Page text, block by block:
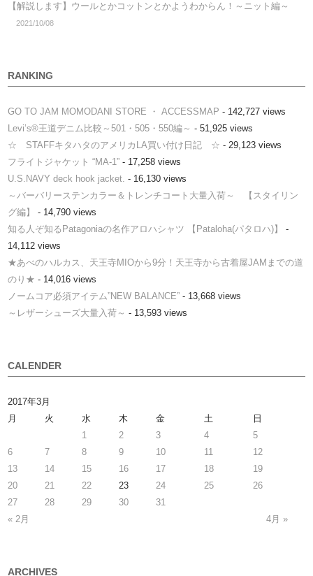
【解説します】ウールとかコットンとかようわからん！～ニット編～
2021/10/08
RANKING
GO TO JAM MOMODANI STORE ・ ACCESSMAP - 142,727 views
Levi’s®王道デニム比較～501・505・550編～ - 51,925 views
☆ STAFFキタハタのアメリカLA買い付け日記 ☆ - 29,123 views
フライトジャケット “MA-1” - 17,258 views
U.S.NAVY deck hook jacket. - 16,130 views
～バーバリーステンカラー＆トレンチコート大量入荷～ 【スタイリン
グ編】
- 14,790 views
知る人ぞ知るPatagoniaの名作アロハシャツ 【Pataloha(パタロハ)】
-
14,112 views
★あべのハルカス、天王寺MIOから9分！天王寺から古着屋JAMまでの道
のり★ - 14,016 views
ノームコア必須アイテム”NEW BALANCE” - 13,668 views
～レザーシューズ大量入荷～ - 13,593 views
CALENDER
2017年3月
月
火 水 木 金 土 日
« 2月 4月 »
1 2 3 4
5
6
7 8 9 10 11
12
13
14 15 16 17 18
19
20
21 22 23 24 25
26
27
28 29 30 31
ARCHIVES